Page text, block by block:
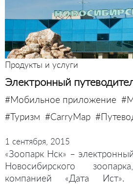
Продукты и услуги
Электронный
#Мобильное приложение
#Туризм #CarryMap
1 сентября, 2015
«Зоопарк Нск» –
Новосибирского
компанией «Дата